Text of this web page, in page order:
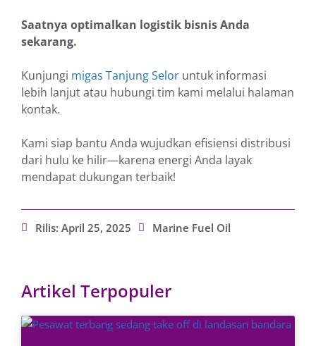
Saatnya optimalkan logistik bisnis Anda
sekarang.
Kunjungi migas Tanjung Selor untuk informasi
lebih lanjut atau hubungi tim kami melalui halaman
kontak.
Kami siap bantu Anda wujudkan efisiensi distribusi
dari hulu ke hilir—karena energi Anda layak
mendapat dukungan terbaik!
Rilis: April 25, 2025 Marine Fuel Oil
Artikel Terpopuler